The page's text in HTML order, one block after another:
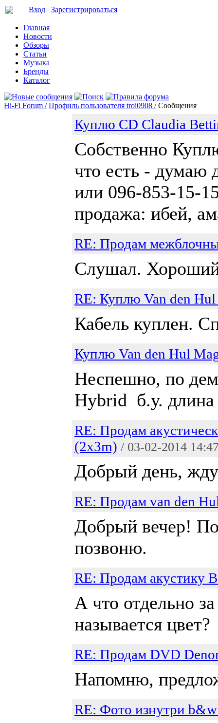
Вход Зарегистрироваться
Главная
Новости
Обзоры
Статьи
Музыка
Бренды
Каталог
Hi-Fi Forum / Профиль пользователя troi0908 / Сообщения
Куплю CD Claudia
Собственно
что есть - думаю
или 096-853-15-
продажа: ибей,
RE: Продам
Слушал. Хороший
RE: Куплю Van den
Кабель куплен.
Куплю Van den Hul
Неспешно, по
Hybrid б.у. длина
RE: Продам
(2x3m) / 03-02-2014
Добрый день,
RE: Продам van den
Добрый вечер!
позвоню.
RE: Продам акустику
А что отдельно
называется цвет?
RE: Продам DVD
Напомню,
RE: Фото изнутри